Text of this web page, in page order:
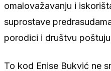
omalovažavanju i
suprostave
porodici i društvu
To kod Enise Bukvić ne